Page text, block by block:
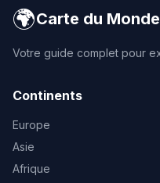
🌍Carte du Monde
Votre guide complet pour
Continents
Europe
Asie
Afrique